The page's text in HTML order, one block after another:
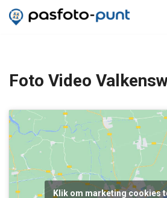
inhoud
Foto Video
Klik om marketing cookies